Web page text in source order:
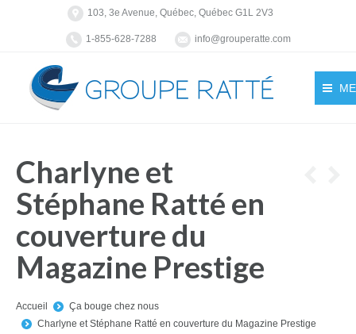
103, 3e Avenue, Québec, Québec G1L 2V3
1-855-628-7288 info@grouperatte.com
Charlyne et
Stéphane Ratté en
couverture du
Magazine Prestige
You are here:
Accueil
Ça bouge chez nous
Charlyne et Stéphane Ratté en couverture du Magazine Prestige